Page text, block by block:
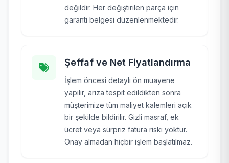
değildir. Her değiştirilen parça için
garanti belgesi düzenlenmektedir.
Şeffaf ve Net Fiyatlandırma
İşlem öncesi detaylı ön muayene
yapılır, arıza tespit edildikten sonra
müşterimize tüm maliyet kalemleri açık
bir şekilde bildirilir. Gizli masraf, ek
ücret veya sürpriz fatura riski yoktur.
Onay almadan hiçbir işlem başlatılmaz.